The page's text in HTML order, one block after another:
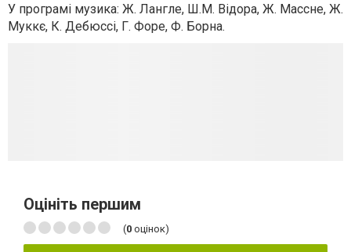
У програмі музика: Ж. Лангле, Ш.М. Відора, Ж. Массне, Ж.
Муккє, К. Дебюссі, Г. Форе, Ф. Борна.
Оцініть першим
(0 оцінок)